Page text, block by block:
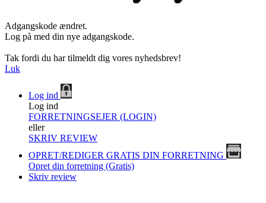
Adgangskode ændret.
Log på med din nye adgangskode.
Tak fordi du har tilmeldt dig vores nyhedsbrev!
Luk
Log ind
Log ind
FORRETNINGSEJER (LOGIN)
eller
SKRIV REVIEW
OPRET/REDIGER GRATIS DIN FORRETNING
Opret din forretning (Gratis)
Skriv review